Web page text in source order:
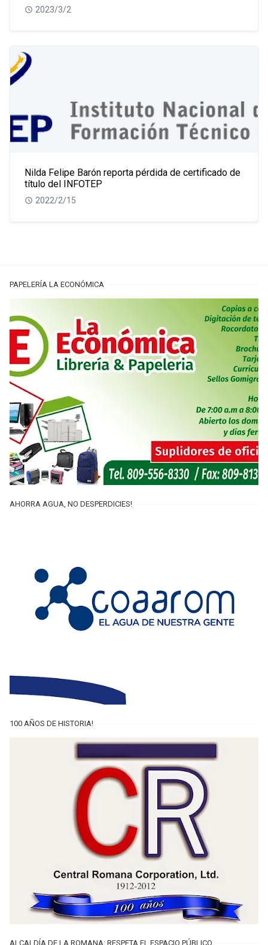
2023/3/2
Nilda Felipe Barón reporta pérdida de certificado de
título del INFOTEP
2022/2/15
PAPELERÍA LA ECONÓMICA
AHORRA AGUA, NO DESPERDICIES!
100 AÑOS DE HISTORIA!
ALCALDÍA DE LA ROMANA: RESPETA EL ESPACIO PÚBLICO